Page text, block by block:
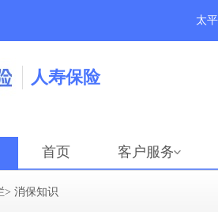
太
人寿保险
首页 客户服务
> 消保知识